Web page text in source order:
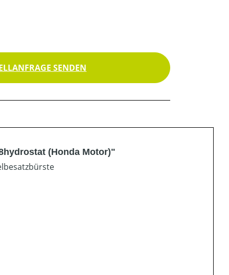
SENDEN
(Honda Motor)"